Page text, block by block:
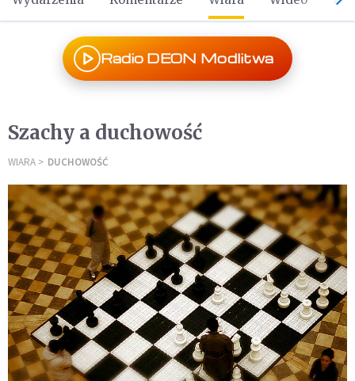
Radio DEON Modlitwa
Szachy a duchowość
WIARA DUCHOWOŚĆ